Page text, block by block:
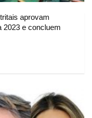
aprovam
2023 e concluem